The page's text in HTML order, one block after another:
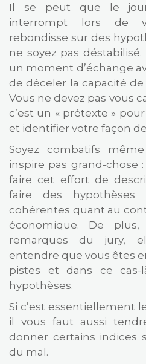
Il se peut que le
interrompt lors de
rebondisse sur des
ne soyez pas déstabilisé.
un moment d’échange
de déceler la capacité
Vous ne devez pas vous
c’est un « prétexte »
et identifier votre façon
Soyez combatifs
inspire pas grand-chose
faire cet effort de
faire des
cohérentes quant au
économique. De
remarques du jury,
entendre que vous êtes
pistes et dans ce cas-
hypothèses.
Si c’est essentiellement
il vous faut aussi
donner certains indices
du mal.